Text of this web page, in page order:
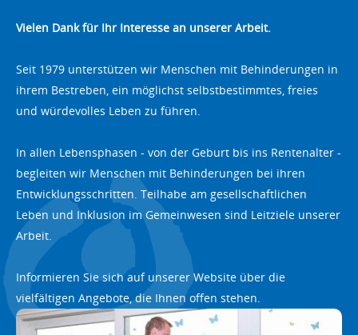
Vielen Dank für Ihr Interesse an unserer Arbeit.
Seit 1979 unterstützen wir Menschen mit Behinderungen in
ihrem Bestreben, ein möglichst selbstbestimmtes, freies
und würdevolles Leben zu führen.
In allen Lebensphasen - von der Geburt bis ins Rentenalter -
begleiten wir Menschen mit Behinderungen bei ihren
Entwicklungsschritten. Teilhabe am gesellschaftlichen
Leben und Inklusion im Gemeinwesen sind Leitziele unserer
Arbeit.
Informieren Sie sich auf unserer Website über die
vielfältigen Angebote, die Ihnen offen stehen.